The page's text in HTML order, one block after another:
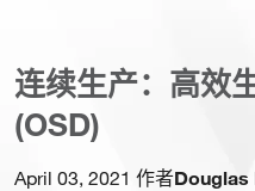
连续生产：高效
(OSD)
April 03, 2021 作者Douglas